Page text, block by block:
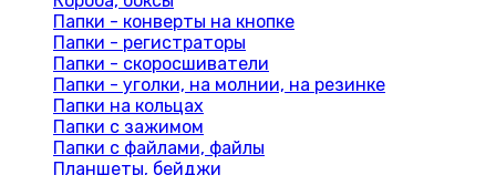
Папки - конверты на кнопке
Папки - регистраторы
Папки - скоросшиватели
Папки - уголки, на молнии, на резинке
Папки на кольцах
Папки с зажимом
Папки с файлами, файлы
Планшеты, бейджи